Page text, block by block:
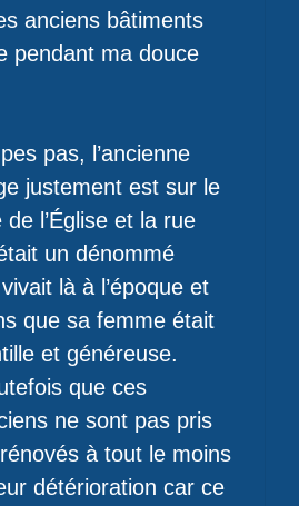
anciens bâtiments
pendant ma douce
pas, l’ancienne
justement est sur le
l’Église et la rue
un dénommé
là à l’époque et
que sa femme était
et généreuse.
que ces
ne sont pas pris
à tout le moins
détérioration car ce